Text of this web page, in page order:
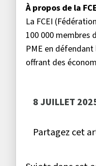
À propos de la
La FCEI
100 000 membres
PME en
offrant des
8 JUILLET
Partagez cet